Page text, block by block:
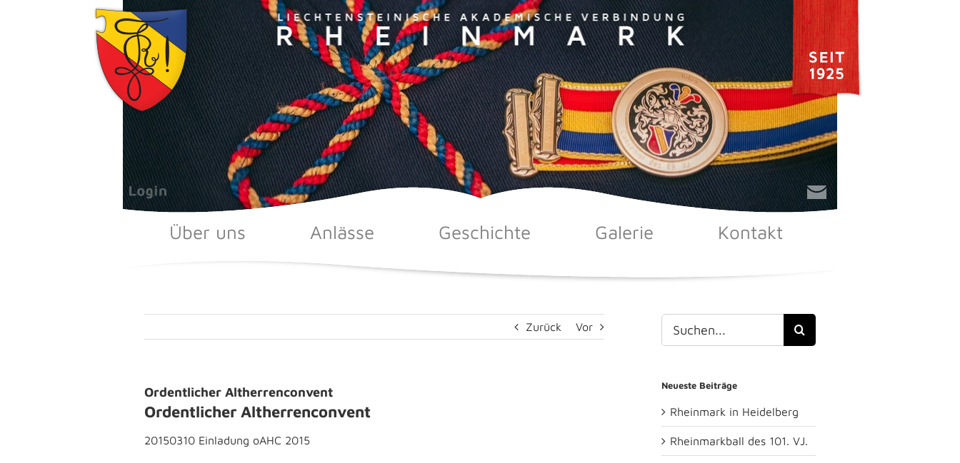
Über uns Anlässe Geschichte Galerie Kontakt
Zurück Vor
Ordentlicher Altherrenconvent
Ordentlicher Altherrenconvent
20150310 Einladung oAHC 2015
Suche
nach:
Neueste Beiträge
Rheinmark in Heidelberg
Rheinmarkball des 101. VJ.